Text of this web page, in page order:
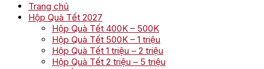
Trang chủ
Hộp Quà Tết 2027
Hộp Quà Tết 400K – 500K
Hộp Quà Tết 500K – 1 triệu
Hộp Quà Tết 1 triệu – 2 triệu
Hộp Quà Tết 2 triệu – 5 triệu